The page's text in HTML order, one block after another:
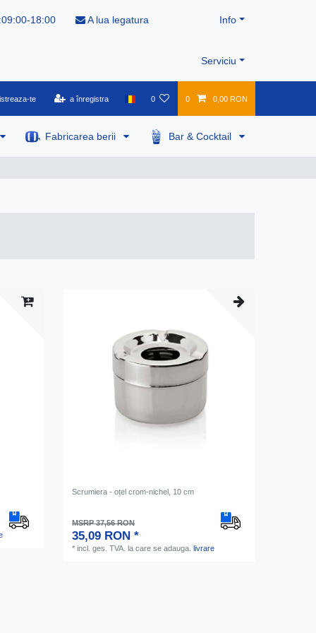
18:00 A lua legatura Info
Serviciu
te a înregistra 0 0 0,00 RON
Fabricarea berii Bar & Cocktail
Scrumiera - oțel crom-nichel, 10 cm
MSRP 37,56 RON
35,09 RON *
*incl. ges. TVA. la care se adauga. livrare